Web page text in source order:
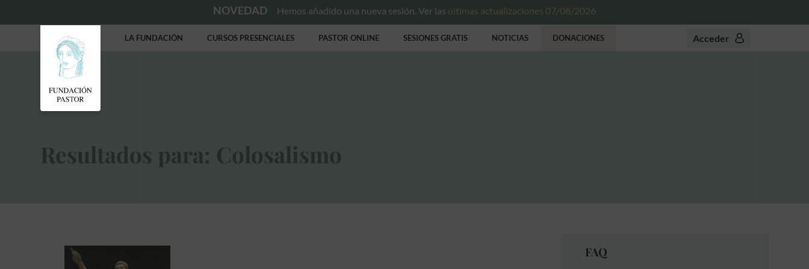
NOVEDAD Hemos añadido una nueva sesión. Ver las últimas actualizaciones 07/08/2026
LA FUNDACIÓN CURSOS PRESENCIALES PASTOR ONLINE SESIONES GRATIS NOTICIAS DONACIONES Acceder
Resultados para: Colosalismo
FAQ